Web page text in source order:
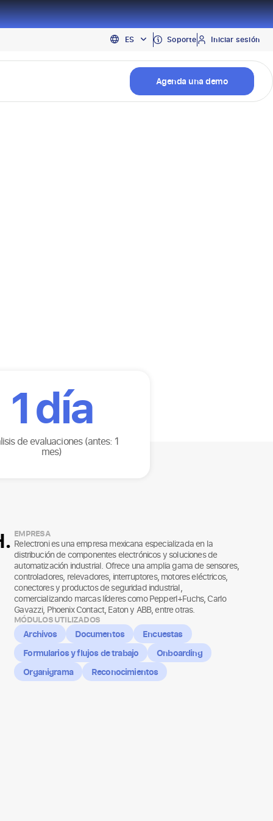
ES
EN
PT
Soporte Iniciar sesión
Agenda una demo
1día
de evaluaciones (antes: 1
mes)
EMPRESA
Relectroni es una empresa mexicana especializada en la
distribución de componentes electrónicos y soluciones de
automatización industrial. Ofrece una amplia gama de sensores,
controladores, relevadores, interruptores, motores eléctricos,
conectores y productos de seguridad industrial,
comercializando marcas líderes como Pepperl+Fuchs, Carlo
Gavazzi, Phoenix Contact, Eaton y ABB, entre otras.
MÓDULOS UTILIZADOS
Archivos Documentos
Encuestas
Formularios y flujos de trabajo
Onboarding
Organigrama
Reconocimientos